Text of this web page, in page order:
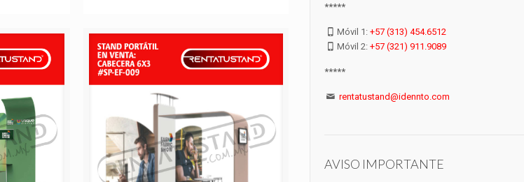
*****
Móvil 1:+57 (313) 454.6512
Móvil 2:+57 (321) 911.9089
*****
rentatustand@idennto.com
AVISO IMPORTANTE